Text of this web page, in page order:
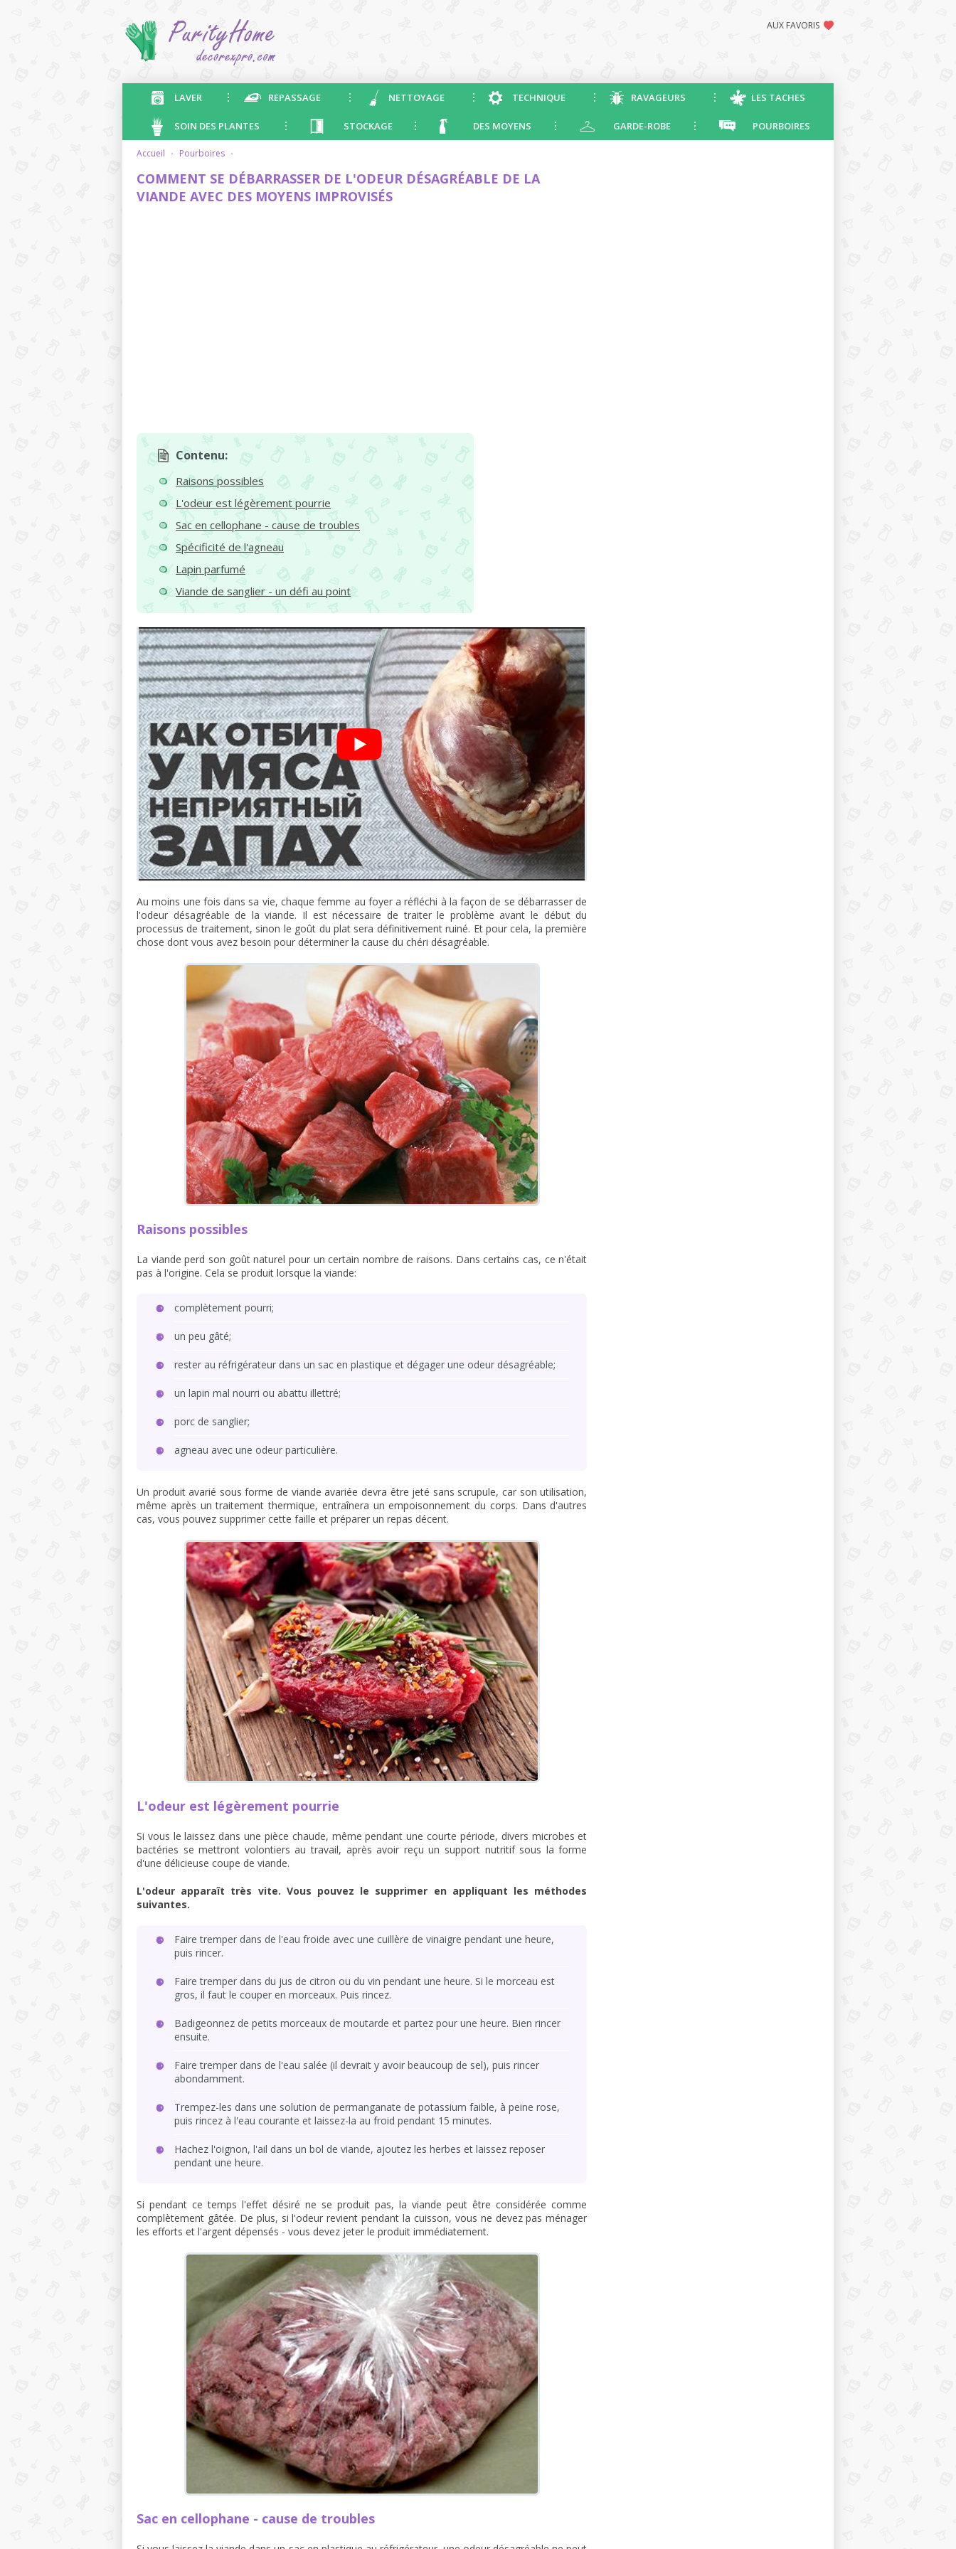
AUX FAVORIS
LAVER REPASSAGE NETTOYAGE TECHNIQUE RAVAGEURS LES TACHES
SOIN DES PLANTES STOCKAGE DES MOYENS GARDE-ROBE POURBOIRES
accueil · pourboires ·
COMMENT SE DÉBARRASSER DE L'ODEUR DÉSAGRÉABLE DE LA
VIANDE AVEC DES MOYENS IMPROVISÉS
Contenu:
Raisons possibles
L'odeur est légèrement pourrie
Sac en cellophane - cause de troubles
Spécificité de l'agneau
Lapin parfumé
Viande de sanglier - un défi au point
Au moins une fois dans sa vie, chaque femme au foyer a réfléchi à la façon de se débarrasser de
l'odeur désagréable de la viande. Il est nécessaire de traiter le problème avant le début du
processus de traitement, sinon le goût du plat sera définitivement ruiné. Et pour cela, la première
chose dont vous avez besoin pour déterminer la cause du chéri désagréable.
Raisons possibles
La viande perd son goût naturel pour un certain nombre de raisons. Dans certains cas, ce n'était
pas à l'origine. Cela se produit lorsque la viande:
complètement pourri;
un peu gâté;
rester au réfrigérateur dans un sac en plastique et dégager une odeur désagréable;
un lapin mal nourri ou abattu illettré;
porc de sanglier;
agneau avec une odeur particulière.
Un produit avarié sous forme de viande avariée devra être jeté sans scrupule, car son utilisation,
même après un traitement thermique, entraînera un empoisonnement du corps. Dans d'autres
cas, vous pouvez supprimer cette faille et préparer un repas décent.
L'odeur est légèrement pourrie
Si vous le laissez dans une pièce chaude, même pendant une courte période, divers microbes et
bactéries se mettront volontiers au travail, après avoir reçu un support nutritif sous la forme
d'une délicieuse coupe de viande.
L'odeur apparaît très vite. Vous pouvez le supprimer en appliquant les méthodes
suivantes.
Faire tremper dans de l'eau froide avec une cuillère de vinaigre pendant une heure,
puis rincer.
Faire tremper dans du jus de citron ou du vin pendant une heure. Si le morceau est
gros, il faut le couper en morceaux. Puis rincez.
Badigeonnez de petits morceaux de moutarde et partez pour une heure. Bien rincer
ensuite.
Faire tremper dans de l'eau salée (il devrait y avoir beaucoup de sel), puis rincer
abondamment.
Trempez-les dans une solution de permanganate de potassium faible, à peine rose,
puis rincez à l'eau courante et laissez-la au froid pendant 15 minutes.
Hachez l'oignon, l'ail dans un bol de viande, ajoutez les herbes et laissez reposer
pendant une heure.
Si pendant ce temps l'effet désiré ne se produit pas, la viande peut être considérée comme
complètement gâtée. De plus, si l'odeur revient pendant la cuisson, vous ne devez pas ménager
les efforts et l'argent dépensés - vous devez jeter le produit immédiatement.
Sac en cellophane - cause de troubles